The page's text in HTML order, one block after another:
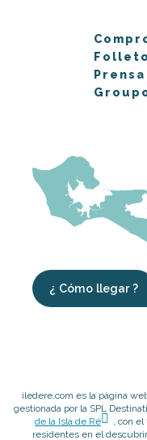
Prensa
¿ Cómo llegar ?
iledere.com es la página
gestionada por la SPL
de la Isla de Ré
, con
residentes en el